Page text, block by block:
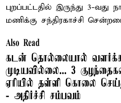
புறப்பட்டதில் இருந்து 3-வது
மணிக்கு சந்திரகாச்சி
Also Read
கடன் தொல்லையால்
முடியவில்லை... 3
ஏரியில் தள்ளி கொலை
- அதிர்ச்சி சம்பவம்